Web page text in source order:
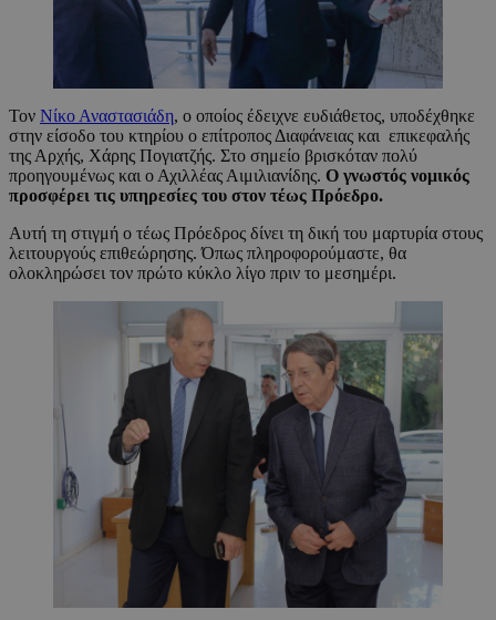
Τον Νίκο Αναστασιάδη, ο οποίος έδειχνε ευδιάθετος, υποδέχθηκε
στην είσοδο του κτηρίου ο επίτροπος Διαφάνειας και επικεφαλής
της Αρχής, Χάρης Πογιατζής. Στο σημείο βρισκόταν πολύ
προηγουμένως και ο Αχιλλέας Αιμιλιανίδης. Ο γνωστός νομικός
προσφέρει τις υπηρεσίες του στον τέως Πρόεδρο.
Αυτή τη στιγμή ο τέως Πρόεδρος δίνει τη δική του μαρτυρία στους
λειτουργούς επιθεώρησης. Όπως πληροφορούμαστε, θα
ολοκληρώσει τον πρώτο κύκλο λίγο πριν το μεσημέρι.